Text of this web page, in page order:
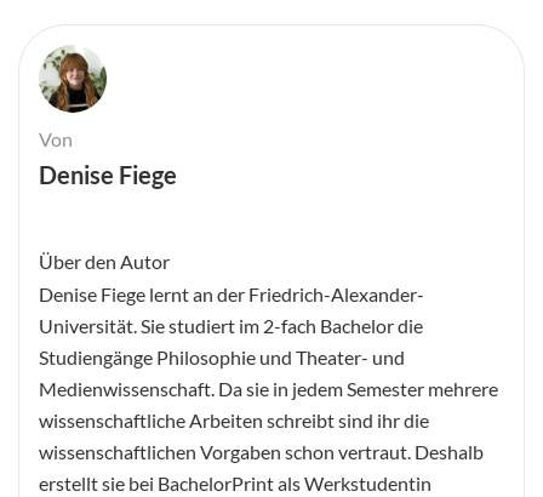
Von
Denise Fiege
Über den Autor
Denise Fiege lernt an der Friedrich-Alexander-
Universität. Sie studiert im 2-fach Bachelor die
Studiengänge Philosophie und Theater- und
Medienwissenschaft. Da sie in jedem Semester mehrere
wissenschaftliche Arbeiten schreibt sind ihr die
wissenschaftlichen Vorgaben schon vertraut. Deshalb
erstellt sie bei BachelorPrint als Werkstudentin